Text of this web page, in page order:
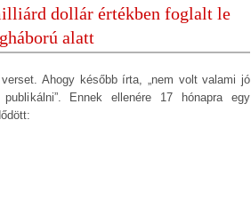
dollár értékben foglalt le
alatt
Ahogy később írta, „nem volt valami jó
Ennek ellenére 17 hónapra egy